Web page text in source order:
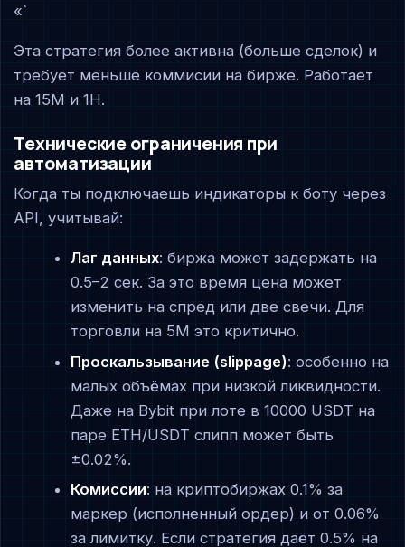
«`
Эта стратегия более активна (больше сделок) и
требует меньше коммисии на бирже. Работает
на 15M и 1H.
Технические ограничения при
автоматизации
Когда ты подключаешь индикаторы к боту через
API, учитывай:
Лаг данных: биржа может задержать на
0.5–2 сек. За это время цена может
изменить на спред или две свечи. Для
торговли на 5M это критично.
Проскальзывание (slippage): особенно на
малых объёмах при низкой ликвидности.
Даже на Bybit при лоте в 10000 USDT на
паре ETH/USDT слипп может быть
±0.02%.
Комиссии: на криптобиржах 0.1% за
маркер (исполненный ордер) и от 0.06%
за лимитку. Если стратегия даёт 0.5% на